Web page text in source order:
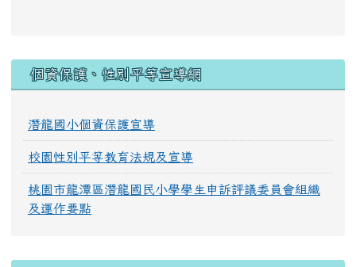
個資保護、性別平等宣導網
潛龍國小個資保護宣導
校園性別平等教育法規及宣導
桃園市龍潭區潛龍國民小學學生申訴評議委員會組織
及運作要點